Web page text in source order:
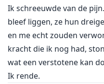
Ik schreeuwde van de
bleef liggen, ze hun
en me echt zouden
kracht die ik nog had,
wat een verstotene kan
Ik rende.